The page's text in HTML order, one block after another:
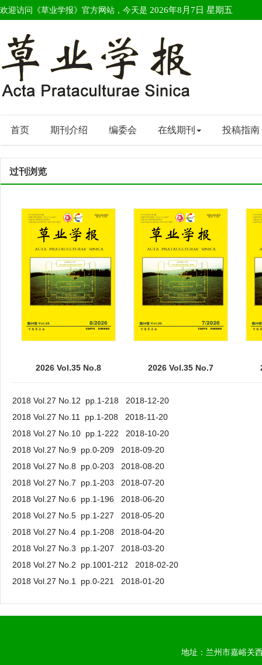
欢迎访问《草业学报》官方网站，今天是 2026年8月7日 星期五
首页 期刊介绍 编委会 在线期刊 投稿指南
过刊浏览
2026 Vol.35 No.8 2026 Vol.35 No.7
2018 Vol.27 No.12 pp.1-218 2018-12-20
2018 Vol.27 No.11 pp.1-208 2018-11-20
2018 Vol.27 No.10 pp.1-222 2018-10-20
2018 Vol.27 No.9 pp.0-209 2018-09-20
2018 Vol.27 No.8 pp.0-203 2018-08-20
2018 Vol.27 No.7 pp.1-203 2018-07-20
2018 Vol.27 No.6 pp.1-196 2018-06-20
2018 Vol.27 No.5 pp.1-227 2018-05-20
2018 Vol.27 No.4 pp.1-208 2018-04-20
2018 Vol.27 No.3 pp.1-207 2018-03-20
2018 Vol.27 No.2 pp.1001-212 2018-02-20
2018 Vol.27 No.1 pp.0-221 2018-01-20
地址：兰州市嘉峪